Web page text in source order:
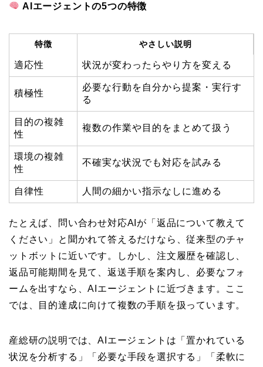
AIエージェントの5つの特徴
特徴 やさしい説明
適応性 状況が変わったらやり方を変える
積極性
必要な行動を自分から提案・実行す
る
目的の複雑
性
複数の作業や目的をまとめて扱う
環境の複雑
性
不確実な状況でも対応を試みる
自律性 人間の細かい指示なしに進める
たとえば、問い合わせ対応AIが「返品について教えて
ください」と聞かれて答えるだけなら、従来型のチャ
ットボットに近いです。しかし、注文履歴を確認し、
返品可能期間を見て、返送手順を案内し、必要なフォ
ームを出すなら、AIエージェントに近づきます。ここ
では、目的達成に向けて複数の手順を扱っています。
産総研の説明では、AIエージェントは「置かれている
状況を分析する」「必要な手段を選択する」「柔軟に